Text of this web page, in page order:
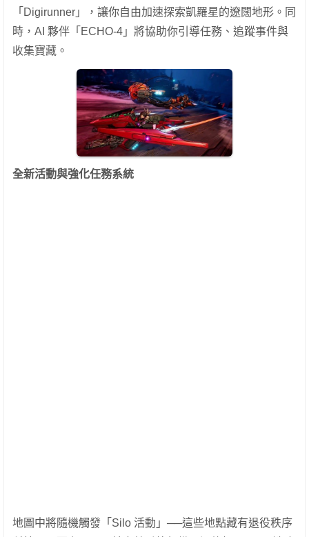
「Digirunner」，讓你自由加速探索凱羅星的遼闊地形。同
時，AI 夥伴「ECHO-4」將協助你引導任務、追蹤事件與
收集寶藏。
全新活動與強化任務系統
地圖中將隨機觸發「Silo 活動」──這些地點藏有退役秩序